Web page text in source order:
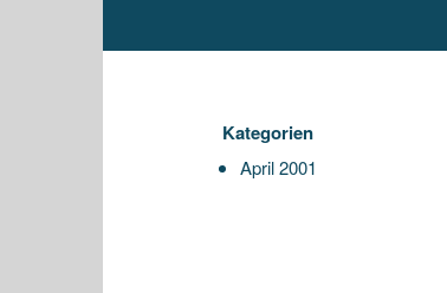
Kategorien
April 2001